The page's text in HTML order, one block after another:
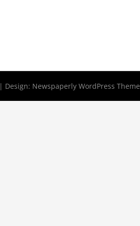
| Design: Newspaperly WordPress Theme